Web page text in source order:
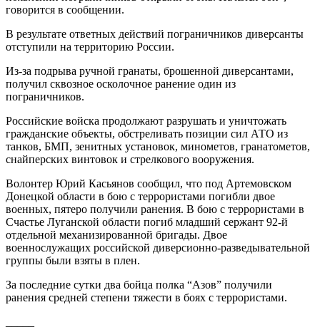
говорится в сообщении.
В результате ответных действий пограничников диверсанты
отступили на территорию России.
Из-за подрыва ручной гранаты, брошенной диверсантами,
получил сквозное осколочное ранение один из
пограничников.
Российские войска продолжают разрушать и уничтожать
гражданские объекты, обстреливать позиции сил АТО из
танков, БМП, зенитных установок, минометов, гранатометов,
снайперских винтовок и стрелкового вооружения.
Волонтер Юрий Касьянов сообщил, что под Артемовском
Донецкой области в бою с террористами погибли двое
военных, пятеро получили ранения. В бою с террористами в
Счастье Луганской области погиб младший сержант 92-й
отдельной механизированной бригады. Двое
военнослужащих российской диверсионно-разведывательной
группы были взяты в плен.
За последние сутки два бойца полка “Азов” получили
ранения средней степени тяжести в боях с террористами.